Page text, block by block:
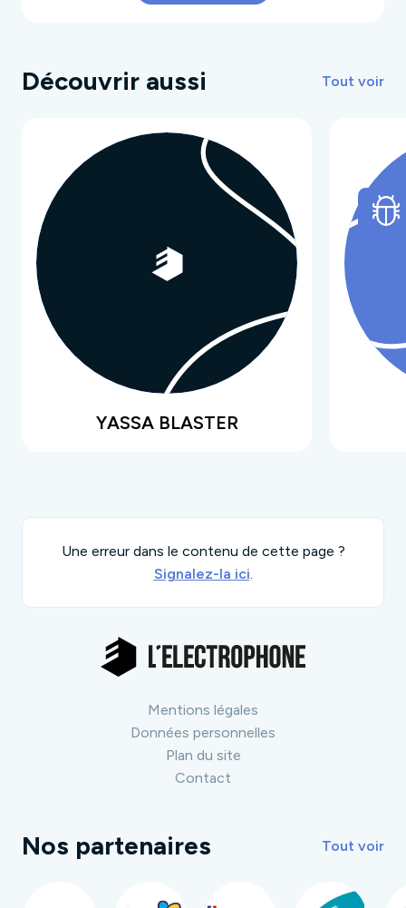
mélodique dont on ne ressort pas indemne.
Découvrir aussi Tout voir
YASSA BLASTER
Une erreur dans le contenu de cette page ?
Signalez-la ici.
Mentions légales
Données personnelles
Plan du site
Contact
Nos partenaires Tout voir